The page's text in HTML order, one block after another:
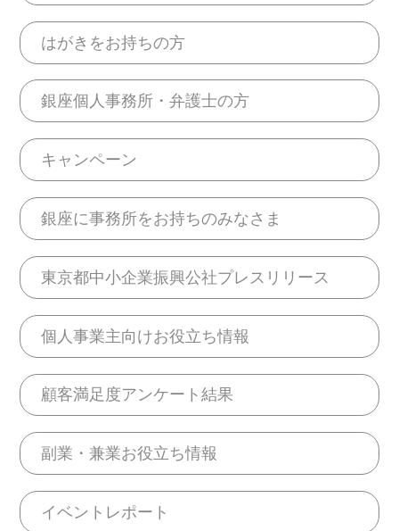
はがきをお持ちの方
銀座個人事務所・弁護士の方
キャンペーン
銀座に事務所をお持ちのみなさま
東京都中小企業振興公社プレスリリース
個人事業主向けお役立ち情報
顧客満足度アンケート結果
副業・兼業お役立ち情報
イベントレポート